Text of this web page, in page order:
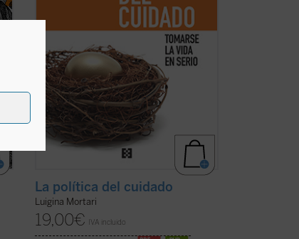
La política del cuidado
Luigina Mortari
19,00€ IVA incluido